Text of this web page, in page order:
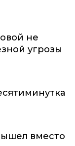
не
угрозы
вместо